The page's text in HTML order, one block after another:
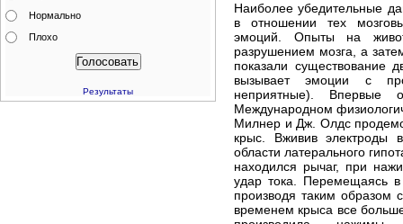
Наиболее убедительные
в отношении тех
эмоций. Опыты на
разрушением мозга, а
показали существование
вызывает эмоции с
неприятные).
Международном
Милнер и Дж. Олдс
крыс. Вживив электроды
области латерального
находился рычаг, при
удар тока. Перемещаясь в
производя таким образом
временем крыса все
Нормально
Плохо
Результаты